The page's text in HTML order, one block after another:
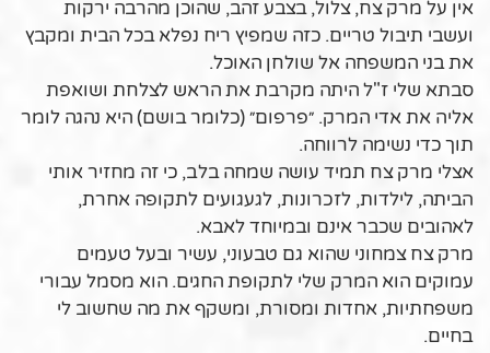
אין על מרק צח, צלול, בצבע זהב, שהוכן מהרבה ירקות
ועשבי תיבול טריים. כזה שמפיץ ריח נפלא בכל הבית ומקבץ
את בני המשפחה אל שולחן האוכל.
סבתא שלי ז"ל היתה מקרבת את הראש לצלחת ושואפת
אליה את אדי המרק. ״פרפום״ (כלומר בושם) היא נהגה לומר
תוך כדי נשימה לרווחה.
אצלי מרק צח תמיד עושה שמחה בלב, כי זה מחזיר אותי
הביתה, לילדות, לזכרונות, לגעגועים לתקופה אחרת,
לאהובים שכבר אינם ובמיוחד לאבא.
מרק צח צמחוני שהוא גם טבעוני, עשיר ובעל טעמים
עמוקים הוא המרק שלי לתקופת החגים. הוא מסמל עבורי
משפחתיות, אחדות ומסורת, ומשקף את מה שחשוב לי
בחיים.